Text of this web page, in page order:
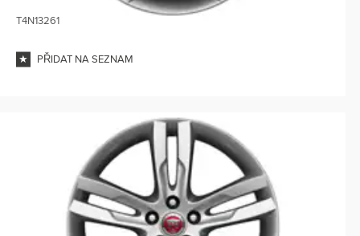
T4N13261
PŘIDAT NA SEZNAM